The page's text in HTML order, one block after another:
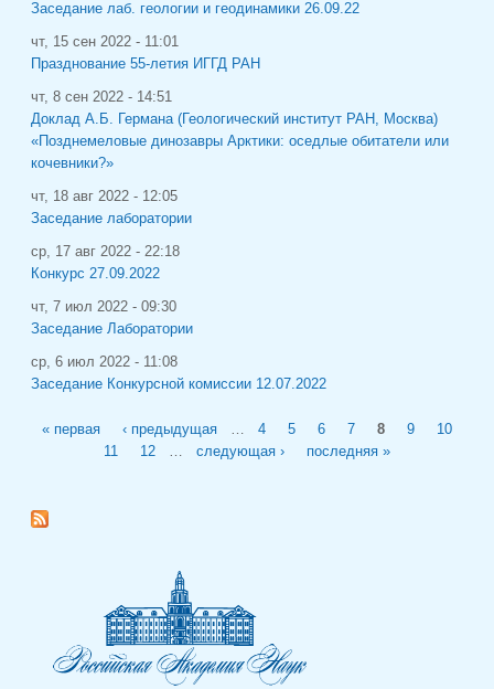
Заседание лаб. геологии и геодинамики 26.09.22
чт, 15 сен 2022 - 11:01
Празднование 55-летия ИГГД РАН
чт, 8 сен 2022 - 14:51
Доклад А.Б. Германа (Геологический институт РАН, Москва)
«Позднемеловые динозавры Арктики: оседлые обитатели или
кочевники?»
чт, 18 авг 2022 - 12:05
Заседание лаборатории
ср, 17 авг 2022 - 22:18
Конкурс 27.09.2022
чт, 7 июл 2022 - 09:30
Заседание Лаборатории
ср, 6 июл 2022 - 11:08
Заседание Конкурсной комиссии 12.07.2022
« первая ‹ предыдущая … 4 5 6 7 8 9
10
11
12 … следующая › последняя »